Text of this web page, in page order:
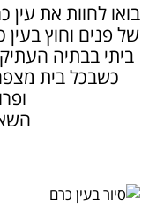
בואו לחוות את עין
של פנים וחוץ
ביתי בבתיה
כשבכל בית